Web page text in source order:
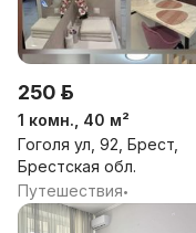
250 р.
1 комн., 40 м²
Гоголя ул, 92, Брест,
Брестская обл.
Путешествия•